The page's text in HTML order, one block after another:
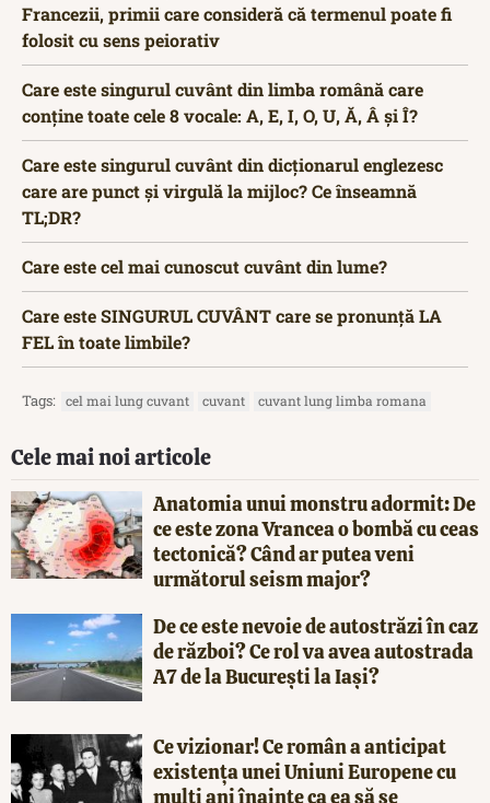
Francezii, primii care consideră că termenul poate fi
folosit cu sens peiorativ
Care este singurul cuvânt din limba română care
conține toate cele 8 vocale: A, E, I, O, U, Ă, Â și Î?
Care este singurul cuvânt din dicționarul englezesc
care are punct și virgulă la mijloc? Ce înseamnă
TL;DR?
Care este cel mai cunoscut cuvânt din lume?
Care este SINGURUL CUVÂNT care se pronunță LA
FEL în toate limbile?
Tags: cel mai lung cuvant cuvant cuvant lung limba romana
Cele mai noi articole
Anatomia unui monstru adormit: De
ce este zona Vrancea o bombă cu ceas
tectonică? Când ar putea veni
următorul seism major?
De ce este nevoie de autostrăzi în caz
de război? Ce rol va avea autostrada
A7 de la București la Iași?
Ce vizionar! Ce român a anticipat
existența unei Uniuni Europene cu
mulți ani înainte ca ea să se